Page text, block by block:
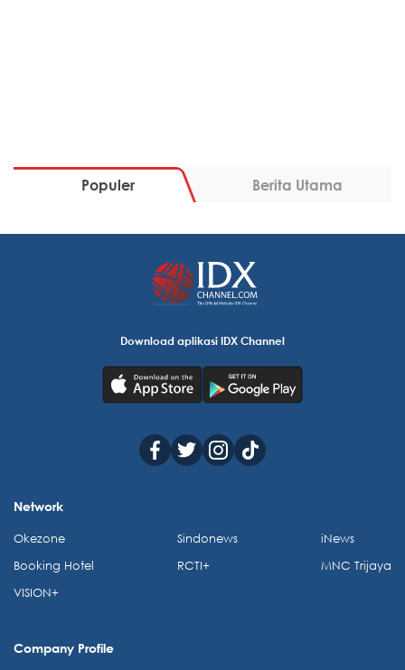
Populer Berita Utama
Download aplikasi IDX Channel
Network
Okezone
Booking Hotel
VISION+
Sindonews
RCTI+
iNews
MNC Trijaya
Company Profile